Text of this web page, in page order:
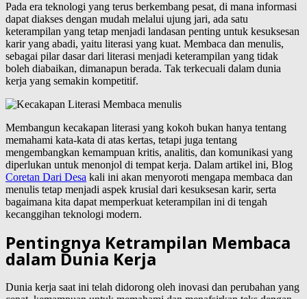
Pada era teknologi yang terus berkembang pesat, di mana informasi
dapat diakses dengan mudah melalui ujung jari, ada satu
keterampilan yang tetap menjadi landasan penting untuk kesuksesan
karir yang abadi, yaitu literasi yang kuat. Membaca dan menulis,
sebagai pilar dasar dari literasi menjadi keterampilan yang tidak
boleh diabaikan, dimanapun berada. Tak terkecuali dalam dunia
kerja yang semakin kompetitif.
Membangun kecakapan literasi yang kokoh bukan hanya tentang
memahami kata-kata di atas kertas, tetapi juga tentang
mengembangkan kemampuan kritis, analitis, dan komunikasi yang
diperlukan untuk menonjol di tempat kerja. Dalam artikel ini, Blog
Coretan Dari Desa kali ini akan menyoroti mengapa membaca dan
menulis tetap menjadi aspek krusial dari kesuksesan karir, serta
bagaimana kita dapat memperkuat keterampilan ini di tengah
kecanggihan teknologi modern.
Pentingnya Ketrampilan Membaca
dalam Dunia Kerja
Dunia kerja saat ini telah didorong oleh inovasi dan perubahan yang